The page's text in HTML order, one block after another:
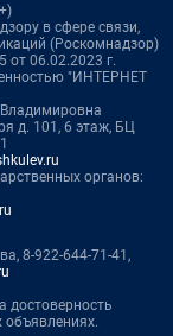
в сфере связи,
(Роскомнадзор)
06.02.2023 г.
"ИНТЕРНЕТ
д. 101, 6 этаж, БЦ
органов:
8-922-644-71-41,
достоверность